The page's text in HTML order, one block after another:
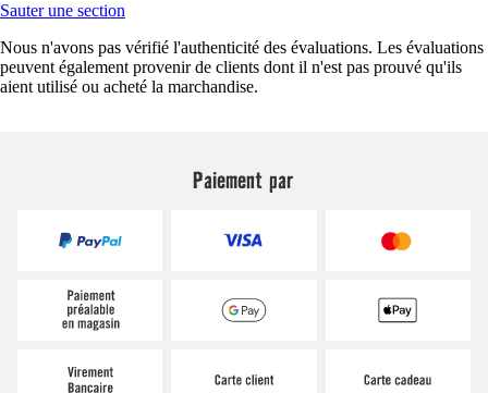
Sauter une section
Nous n'avons pas vérifié l'authenticité des évaluations. Les évaluations
peuvent également provenir de clients dont il n'est pas prouvé qu'ils
aient utilisé ou acheté la marchandise.
Paiement par